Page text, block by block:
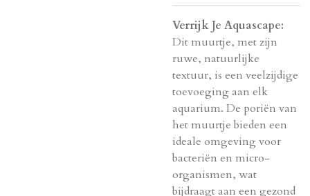
Verrijk Je Aquascape:
Dit muurtje, met zijn
ruwe, natuurlijke
textuur, is een veelzijdige
toevoeging aan elk
aquarium. De poriën van
het muurtje bieden een
ideale omgeving voor
bacteriën en micro-
organismen, wat
bijdraagt aan een gezond